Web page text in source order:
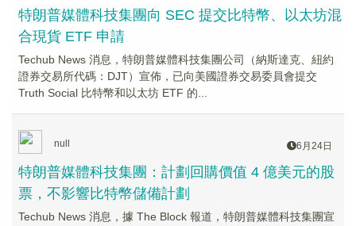
特朗普媒體科技集團向 SEC 提交比特幣、以太坊混
合現貨 ETF 申請
Techub News 消息，特朗普媒體科技集團公司（納斯達克、紐約
證券交易所代碼：DJT）宣佈，已向美國證券交易委員會提交
Truth Social 比特幣和以太坊 ETF 的...
null 6月24日
特朗普媒體科技集團：計劃回購價值 4 億美元的股
票，不影響比特幣儲備計劃
Techub News 消息，據 The Block 報道，特朗普媒體科技集團宣